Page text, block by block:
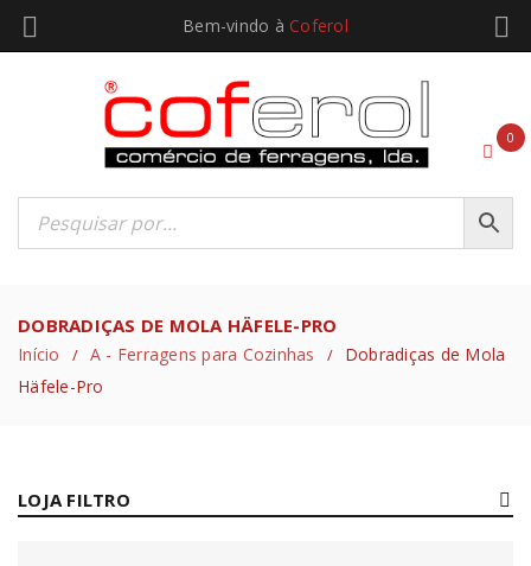
Bem-vindo à Coferol
0
DOBRADIÇAS DE MOLA HÄFELE-PRO
Início / A - Ferragens para Cozinhas /
Dobradiças de Mola
Häfele-Pro
LOJA FILTRO